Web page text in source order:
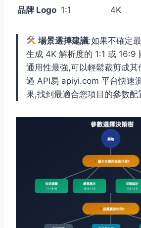
品牌 Logo 1:1 4K
場景選擇建議:如果不確定
生成 4K 解析度的 1:1 或 16:9
通用性最強,可以輕鬆裁剪成其
過 API易 apiyi.com 平台快速
果,找到最適合您項目的參數配